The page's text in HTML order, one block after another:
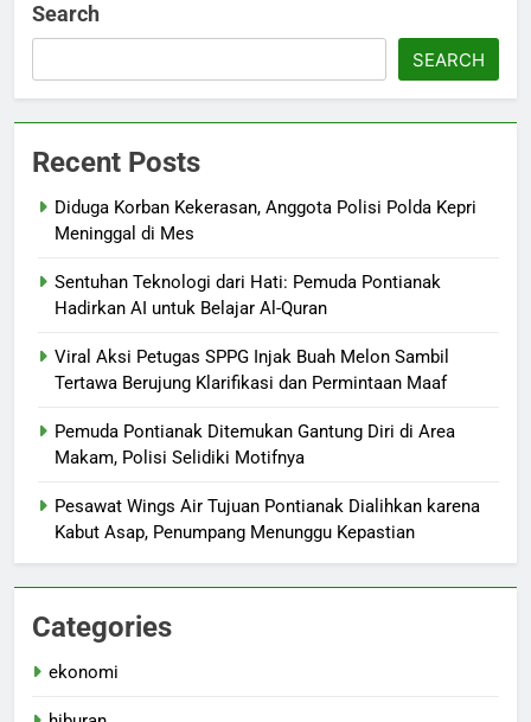
Search
SEARCH
Recent Posts
Diduga Korban Kekerasan, Anggota Polisi Polda Kepri
Meninggal di Mes
Sentuhan Teknologi dari Hati: Pemuda Pontianak
Hadirkan AI untuk Belajar Al-Quran
Viral Aksi Petugas SPPG Injak Buah Melon Sambil
Tertawa Berujung Klarifikasi dan Permintaan Maaf
Pemuda Pontianak Ditemukan Gantung Diri di Area
Makam, Polisi Selidiki Motifnya
Pesawat Wings Air Tujuan Pontianak Dialihkan karena
Kabut Asap, Penumpang Menunggu Kepastian
Categories
ekonomi